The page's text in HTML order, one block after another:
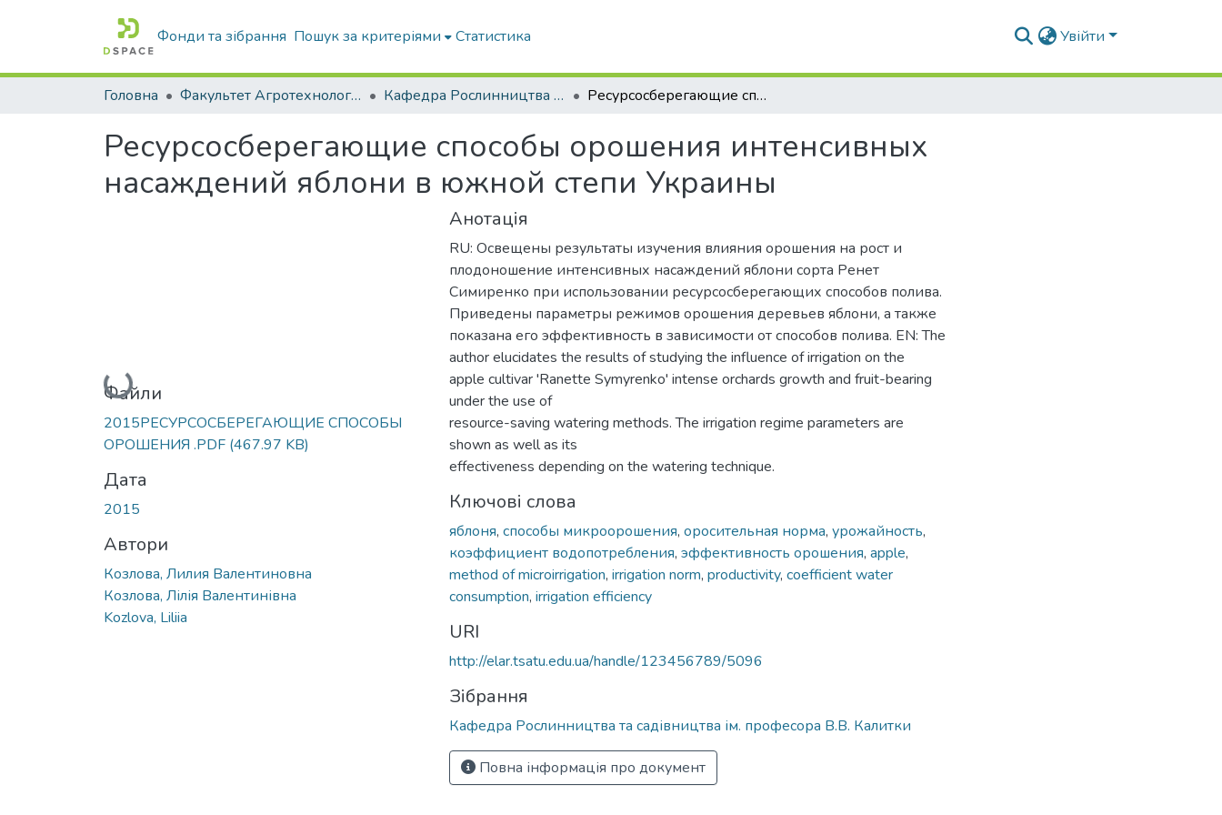
Фонди та зібрання Пошук за критеріями Статистика Увійти
Головна Факультет Агротехнологій та екології Кафедра Рослинництва та садівництва ім. професора В.В. Калитки Ресурсосберегающие способы орошения интенсивных насаждений яблони в южной степи Украины
Ресурсосберегающие способы орошения интенсивных
насаждений яблони в южной степи Украины
Вантажиться...
Файли
2015РЕСУРСОСБЕРЕГАЮЩИЕ СПОСОБЫ
ОРОШЕНИЯ .PDF (467.97 KB)
Дата
2015
Автори
Козлова, Лилия Валентиновна
Козлова, Лілія Валентинівна
Kozlova, Liliia
Анотація
RU: Освещены результаты изучения влияния орошения на рост и
плодоношение интенсивных насаждений яблони сорта Ренет
Симиренко при использовании ресурсосберегающих способов полива.
Приведены параметры режимов орошения деревьев яблони, а также
показана его эффективность в зависимости от способов полива. EN: The
author elucidates the results of studying the influence of irrigation on the
apple cultivar 'Ranette Symyrenkо' intense orchards growth and fruit-bearing
under the use of
resource-saving watering methods. The irrigation regime parameters are
shown as well as its
effectiveness depending on the watering technique.
Ключові слова
яблоня, способы микроорошения, оросительная норма, урожайность,
коэффициент водопотребления, эффективность орошения, apple,
method of microirrigation, irrigation norm, productivity, coefficient water
consumption, irrigation efficiency
URI
http://elar.tsatu.edu.ua/handle/123456789/5096
Зібрання
Кафедра Рослинництва та садівництва ім. професора В.В. Калитки
Повна інформація про документ